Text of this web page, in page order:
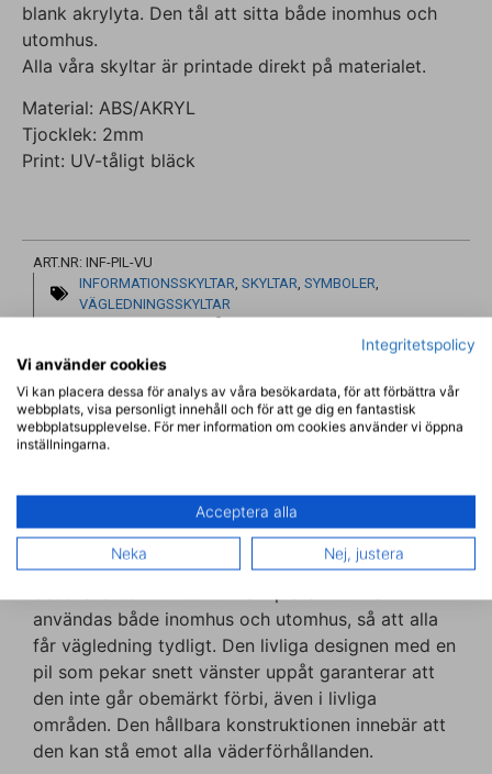
blank akrylyta. Den tål att sitta både inomhus och
utomhus.
Alla våra skyltar är printade direkt på materialet.
Material: ABS/AKRYL
Tjocklek: 2mm
Print: UV-tåligt bläck
ART.NR: INF-PIL-VU
INFORMATIONSSKYLTAR SKYLTAR SYMBOLER
VÄGLEDNINGSSKYLTAR
Beskrivning
BESKRIVNING
Den här skylten är ett utmärkt sätt att leda
användas både inomhus och utomhus, så att alla
får vägledning tydligt. Den livliga designen med en
pil som pekar snett vänster uppåt garanterar att
den inte går obemärkt förbi, även i livliga
områden. Den hållbara konstruktionen innebär att
den kan stå emot alla väderförhållanden.
Integritetspolicy
Vi använder cookies
Vi kan placera dessa för analys av våra besökardata, för att förbättra vår
webbplats, visa personligt innehåll och för att ge dig en fantastisk
webbplatsupplevelse. För mer information om cookies använder vi öppna
inställningarna.
Acceptera alla
Neka Nej, justera